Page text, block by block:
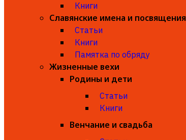
Книги
Славянские имена и посвящения
Статьи
Книги
Памятка по обряду
Жизненные вехи
Родины и дети
Статьи
Книги
Венчание и свадьба